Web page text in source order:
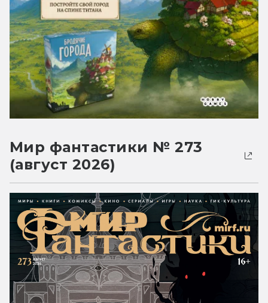
Мир фантастики № 273
(август 2026)